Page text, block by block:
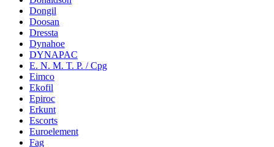
Dongil
Doosan
Dressta
Dynahoe
DYNAPAC
E. N. M. T. P. / Cpg
Eimco
Ekofil
Epiroc
Erkunt
Escorts
Euroelement
Fag